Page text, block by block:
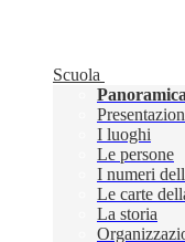
Scuola
Panoramica
I luoghi
Le persone
I numeri
Le carte
La storia